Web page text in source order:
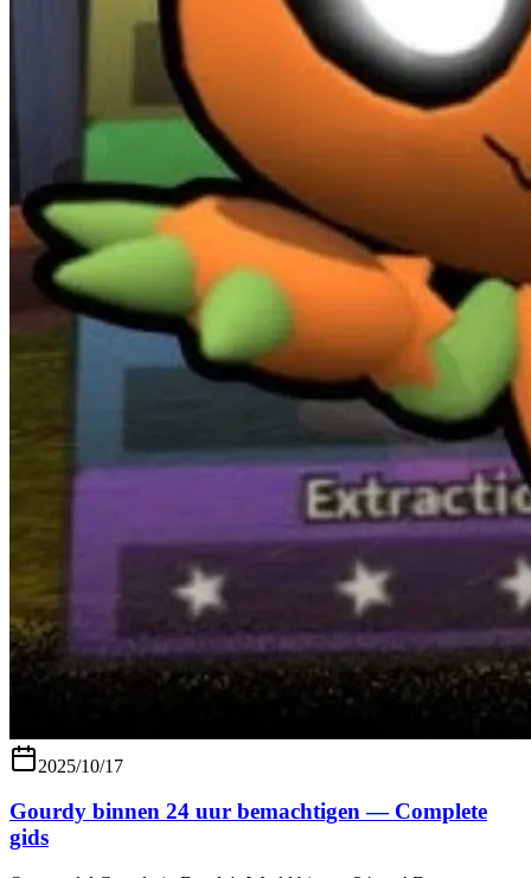
2025/10/17
Gourdy binnen 24 uur bemachtigen — Complete
gids